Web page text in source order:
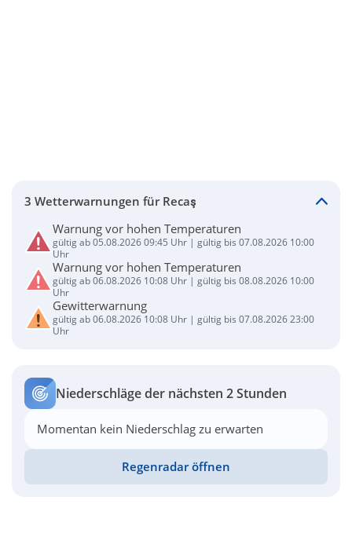
3 Wetterwarnungen für Recaş
Warnung vor hohen Temperaturen
gültig ab 05.08.2026 09:45 Uhr | gültig bis 07.08.2026 10:00
Uhr
Warnung vor hohen Temperaturen
gültig ab 06.08.2026 10:08 Uhr | gültig bis 08.08.2026 10:00
Uhr
Gewitterwarnung
gültig ab 06.08.2026 10:08 Uhr | gültig bis 07.08.2026 23:00
Uhr
Niederschläge der nächsten 2 Stunden
Momentan kein Niederschlag zu erwarten
Regenradar öffnen